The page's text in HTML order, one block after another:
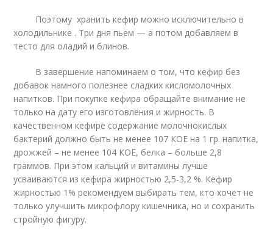
Поэтому хранить кефир можно исключительно в
холодильнике . Три дня пьем — а потом добавляем в
тесто для оладий и блинов.
В завершение напоминаем о том, что кефир без
добавок намного полезнее сладких кисломолочных
напитков. При покупке кефира обращайте внимание не
только на дату его изготовления и жирность. В
качественном кефире содержание молочнокислых
бактерий должно быть не менее 107 КОЕ на 1 гр. напитка,
дрожжей – не менее 104 КОЕ, белка – больше 2,8
граммов. При этом кальций и витамины лучше
усваиваются из кефира жирностью 2,5-3,2 %. Кефир
жирностью 1% рекомендуем выбирать тем, кто хочет не
только улучшить микрофлору кишечника, но и сохранить
стройную фигуру.